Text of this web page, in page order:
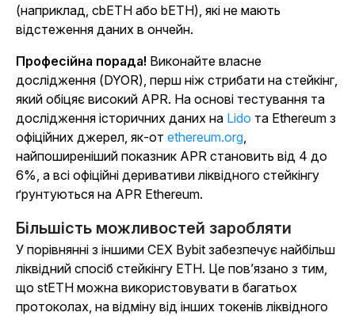
(наприклад, cbETH або bETH), які не мають
відстеження даних в ончейн.
Професійна порада! Виконайте власне
дослідження (DYOR), перш ніж стрибати на стейкінг,
який обіцяє високий APR. На основі тестування та
дослідження історичних даних на Lido та Ethereum з
офіційних джерел, як-от ethereum.org
найпоширеніший показник APR становить від 4 до
6%, а всі офіційні деривативи ліквідного стейкінгу
ґрунтуються на APR Ethereum.
Більшість можливостей заробляти
У порівнянні з іншими CEX Bybit забезпечує найбільш
ліквідний спосіб стейкінгу ETH. Це пов’язано з тим,
що stETH можна використовувати в багатьох
протоколах, на відміну від інших токенів ліквідного